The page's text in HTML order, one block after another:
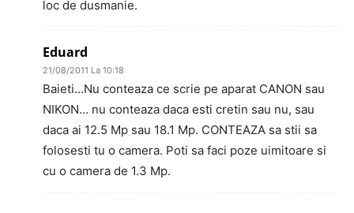
loc de dusmanie.
Eduard
21/08/2011 La 10:18
Baieti…Nu conteaza ce scrie pe aparat CANON sau
NIKON… nu conteaza daca esti cretin sau nu, sau
daca ai 12.5 Mp sau 18.1 Mp. CONTEAZA sa stii sa
folosesti tu o camera. Poti sa faci poze uimitoare si
cu o camera de 1.3 Mp.